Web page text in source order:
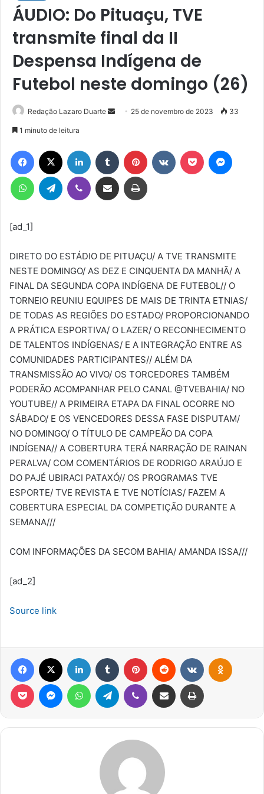
ÁUDIO: Do Pituaçu, TVE
transmite final da II
Despensa Indígena de
Futebol neste domingo (26)
Redação Lazaro Duarte
Mande
mail
25 de novembro de 2023 33
1 minuto de leitura
Facebook Linkedin Tumblr Pinterest Pocket
WhatsAppTelegram Viber Compartilhar via e-mail Imprimir
[ad_1]
DIRETO DO ESTÁDIO DE PITUAÇU/ A TVE TRANSMITE
NESTE DOMINGO/ AS DEZ E CINQUENTA DA MANHÃ/ A
FINAL DA SEGUNDA COPA INDÍGENA DE FUTEBOL// O
TORNEIO REUNIU EQUIPES DE MAIS DE TRINTA ETNIAS/
DE TODAS AS REGIÕES DO ESTADO/ PROPORCIONANDO
A PRÁTICA ESPORTIVA/ O LAZER/ O RECONHECIMENTO
DE TALENTOS INDÍGENAS/ E A INTEGRAÇÃO ENTRE AS
COMUNIDADES PARTICIPANTES// ALÉM DA
TRANSMISSÃO AO VIVO/ OS TORCEDORES TAMBÉM
PODERÃO ACOMPANHAR PELO CANAL @TVEBAHIA/ NO
YOUTUBE// A PRIMEIRA ETAPA DA FINAL OCORRE NO
SÁBADO/ E OS VENCEDORES DESSA FASE DISPUTAM/
NO DOMINGO/ O TÍTULO DE CAMPEÃO DA COPA
INDÍGENA// A COBERTURA TERÁ NARRAÇÃO DE RAINAN
PERALVA/ COM COMENTÁRIOS DE RODRIGO ARAÚJO E
DO PAJÉ UBIRACI PATAXÓ// OS PROGRAMAS TVE
ESPORTE/ TVE REVISTA E TVE NOTÍCIAS/ FAZEM A
COBERTURA ESPECIAL DA COMPETIÇÃO DURANTE A
SEMANA///
COM INFORMAÇÕES DA SECOM BAHIA/ AMANDA ISSA///
[ad_2]
Source link
Facebook Linkedin Tumblr Pinterest Reddit
Pocket MessengerWhatsAppTelegram Viber Compartilhar via e-mail Imprimir